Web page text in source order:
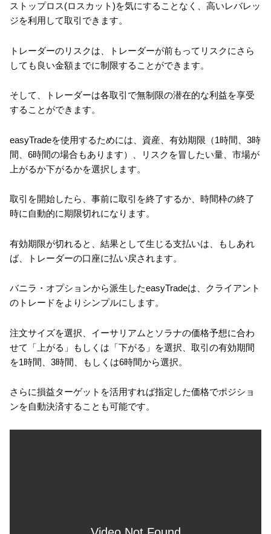
ストップロス(ロスカット)を気にすることなく、高いレバレッ
ジを利用して取引できます。
トレーダーのリスクは、トレーダーが前もってリスクにさら
しても良い金額までに制限することができます。
そして、トレーダーは各取引で無制限の潜在的な利益を享受
することができます。
easyTradeを使用するためには、資産、有効期限（1時間、3時
間、6時間の場合もあります）、リスクを冒したい量、市場が
上がるか下がるかを選択します。
取引を開始したら、事前に取引を終了するか、時間枠の終了
時に自動的に期限切れになります。
有効期限が切れると、結果として生じる支払いは、もしあれ
ば、トレーダーの口座に払い戻されます。
バニラ・オプションから派生したeasyTradeは、クライアント
のトレードをよりシンプルにします。
注文サイズを選択、イーサリアムとソラナの価格予想に合わ
せて「上がる」もしくは「下がる」を選択、取引の有効期間
を1時間、3時間、もしくは6時間から選択。
さらに損益ターゲットを活用すれば指定した価格でポジショ
ンを自動決済することも可能です。